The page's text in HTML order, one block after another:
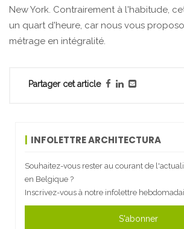
New York. Contrairement à l'habitude,
un quart d'heure, car nous vous
métrage en intégralité.
Partager cet article
INFOLETTRE ARCHITECTURA
Souhaitez-vous rester au courant de
en Belgique ?
Inscrivez-vous à notre infolettre
S'abonner